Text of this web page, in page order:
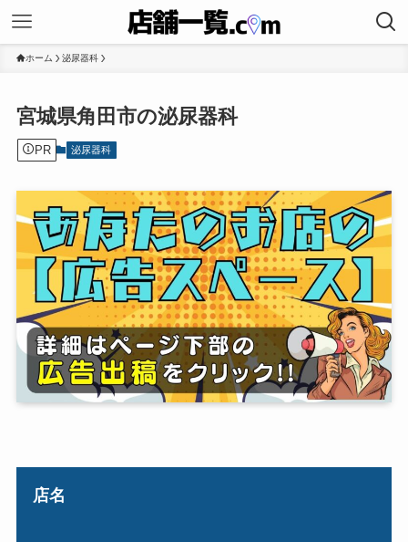
ホーム 泌尿器科
宮城県角田市の泌尿器科
PR 泌尿器科
店名